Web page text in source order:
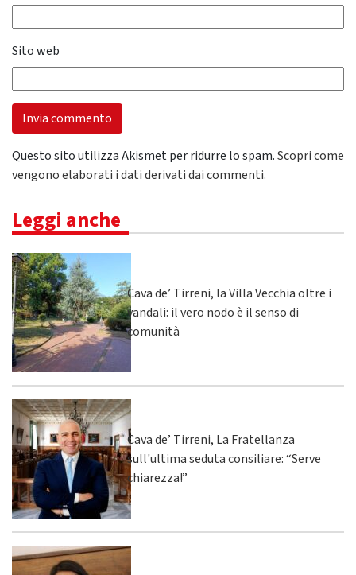
Sito web
Questo sito utilizza Akismet per ridurre lo spam.Scopri come
vengono elaborati i dati derivati dai commenti.
Leggi anche
Cava de’ Tirreni, la Villa Vecchia oltre i
vandali: il vero nodo è il senso di
comunità
Cava de’ Tirreni, La Fratellanza
sull'ultima seduta consiliare: “Serve
chiarezza!”